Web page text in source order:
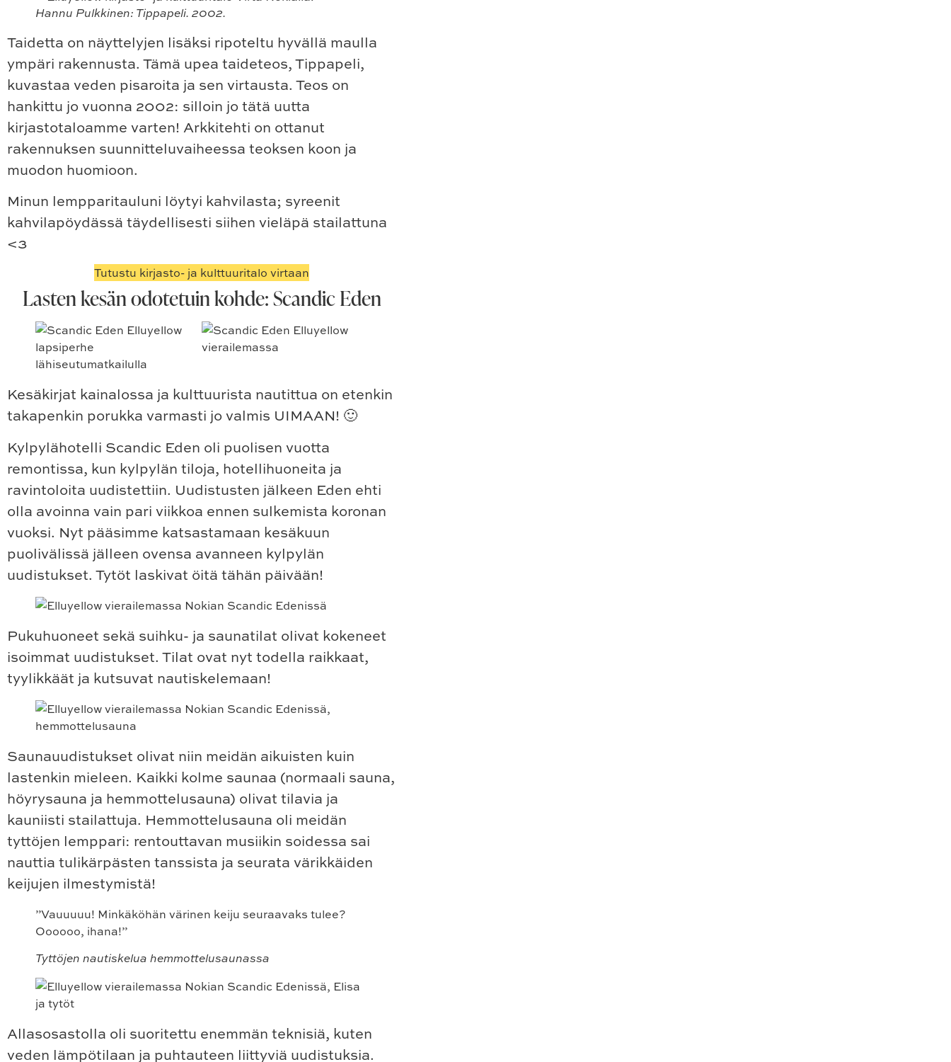
Hannu Pulkkinen: Tippapeli. 2002.
Taidetta on näyttelyjen lisäksi ripoteltu hyvällä maulla
ympäri rakennusta. Tämä upea taideteos, Tippapeli,
kuvastaa veden pisaroita ja sen virtausta. Teos on
hankittu jo vuonna 2002: silloin jo tätä uutta
kirjastotaloamme varten! Arkkitehti on ottanut
rakennuksen suunnitteluvaiheessa teoksen koon ja
muodon huomioon.
Minun lempparitauluni löytyi kahvilasta; syreenit
kahvilapöydässä täydellisesti siihen vieläpä stailattuna
<3
Tutustu kirjasto- ja kulttuuritalo virtaan
Lasten kesän odotetuin kohde: Scandic Eden
Kesäkirjat kainalossa ja kulttuurista nautittua on etenkin
takapenkin porukka varmasti jo valmis UIMAAN! 🙂
Kylpylähotelli Scandic Eden oli puolisen vuotta
remontissa, kun kylpylän tiloja, hotellihuoneita ja
ravintoloita uudistettiin. Uudistusten jälkeen Eden ehti
olla avoinna vain pari viikkoa ennen sulkemista koronan
vuoksi. Nyt pääsimme katsastamaan kesäkuun
puolivälissä jälleen ovensa avanneen kylpylän
uudistukset. Tytöt laskivat öitä tähän päivään!
Pukuhuoneet sekä suihku- ja saunatilat olivat kokeneet
isoimmat uudistukset. Tilat ovat nyt todella raikkaat,
tyylikkäät ja kutsuvat nautiskelemaan!
Saunauudistukset olivat niin meidän aikuisten kuin
lastenkin mieleen. Kaikki kolme saunaa (normaali sauna,
höyrysauna ja hemmottelusauna) olivat tilavia ja
kauniisti stailattuja. Hemmottelusauna oli meidän
tyttöjen lemppari: rentouttavan musiikin soidessa sai
nauttia tulikärpästen tanssista ja seurata värikkäiden
keijujen ilmestymistä!
”Vauuuuu! Minkäköhän värinen keiju seuraavaks tulee?
Oooooo, ihana!”
Tyttöjen nautiskelua hemmottelusaunassa
Allasosastolla oli suoritettu enemmän teknisiä, kuten
veden lämpötilaan ja puhtauteen liittyviä uudistuksia.